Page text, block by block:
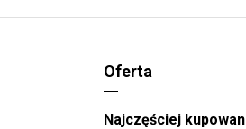
Oferta
Najczęściej